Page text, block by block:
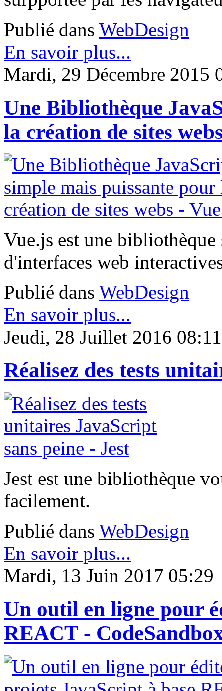
Publié dans WebDesign
En savoir plus...
Mardi, 29 Décembre 2015
Une Bibliothèque
la création de sites
Vue.js est une
d'interfaces web
Publié dans WebDesign
En savoir plus...
Jeudi, 28 Juillet 2016 08:11
Réalisez des tests
Jest est une bibliothèque
facilement.
Publié dans WebDesign
En savoir plus...
Mardi, 13 Juin 2017 05:29
Un outil en ligne pour
REACT -